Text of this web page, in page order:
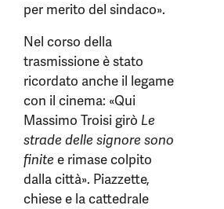
per merito del sindaco».
Nel corso della
trasmissione è stato
ricordato anche il legame
con il cinema: «Qui
Massimo Troisi girò Le
strade delle signore sono
finite e rimase colpito
dalla città». Piazzette,
chiese e la cattedrale